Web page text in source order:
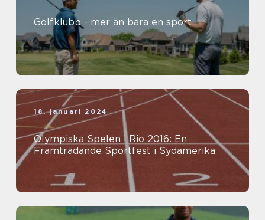
Golfklubb - mer än bara en sport
18. januari 2024
Olympiska Spelen i Rio 2016: En
Framträdande Sportfest i Sydamerika